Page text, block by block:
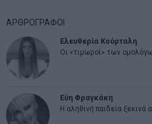
ΑΡΘΡΟΓΡΑΦΟΙ
Ελευθερία Κούρταλη
Οι «τιμωροί» των
Εύη Φραγκάκη
Η αληθινή παιδεία ξεκινά